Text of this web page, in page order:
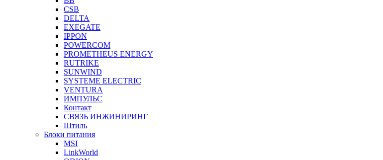
CSB
DELTA
EXEGATE
IPPON
POWERCOM
PROMETHEUS ENERGY
RUTRIKE
SUNWIND
SYSTEME ELECTRIC
VENTURA
ИМПУЛЬС
Контакт
СВЯЗЬ ИНЖИНИРИНГ
Штиль
Блоки питания
MSI
LinkWorld